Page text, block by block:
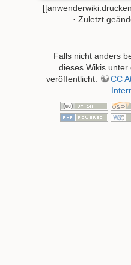
· Zuletzt
Falls nicht anders
dieses Wikis
veröffentlicht:
CC